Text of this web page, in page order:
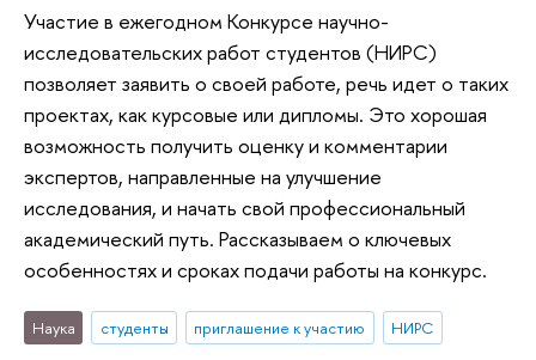
Участие в ежегодном Конкурсе научно-
исследовательских работ студентов (НИРС)
позволяет заявить о своей работе, речь идет о таких
проектах, как курсовые или дипломы. Это хорошая
возможность получить оценку и комментарии
экспертов, направленные на улучшение
исследования, и начать свой профессиональный
академический путь. Рассказываем о ключевых
особенностях и сроках подачи работы на конкурс.
Наука студенты приглашение к участию НИРС